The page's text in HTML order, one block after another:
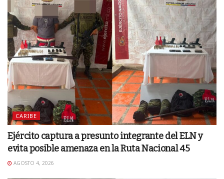
CARIBE
Ejército captura a presunto integrante del ELN y
evita posible amenaza en la Ruta Nacional 45
AGOSTO 4, 2026